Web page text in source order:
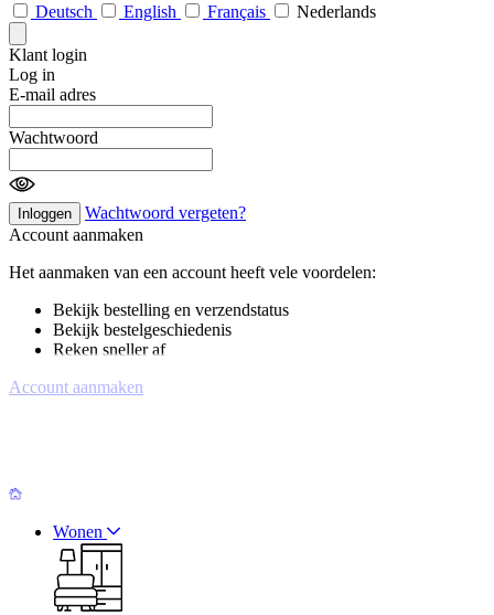
Deutsch
English Français Nederlands
Klant login
Log in
E-mail adres
Wachtwoord
Inloggen
Wachtwoord vergeten?
Account aanmaken
Het aanmaken van een account heeft vele voordelen:
Bekijk bestelling en verzendstatus
Bekijk bestelgeschiedenis
Reken sneller af
Account aanmaken
Wonen